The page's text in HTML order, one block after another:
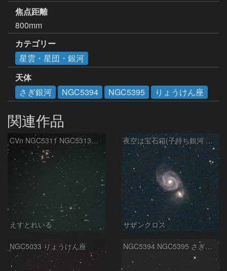
焦点距離
800mm
カテゴリー
星雲・星団・銀河
天体
さぎ銀河
NGC5394 NGC5395 りょうけん座
関連作品
CVn NGC5311 NGC5313付近
えすとれいる
夜空は宝石箱(子持ち銀河 M51) Seestar50
サザンクロス
NGC5033 りょうけん座 NGC5394 NGC5395 さぎ銀河 りょうけん座